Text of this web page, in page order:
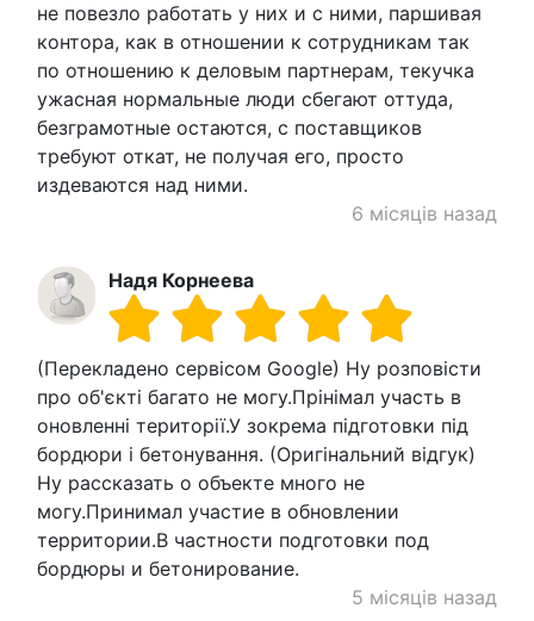
не повезло работать у них и с ними, паршивая
контора, как в отношении к сотрудникам так
по отношению к деловым партнерам, текучка
ужасная нормальные люди сбегают оттуда,
безграмотные остаются, с поставщиков
требуют откат, не получая его, просто
издеваются над ними.
6 місяців назад
Надя Корнеева
(Перекладено сервісом Google) Ну розповісти
про об'єкті багато не могу.Прінімал участь в
оновленні території.У зокрема підготовки під
бордюри і бетонування. (Оригінальний відгук)
Ну рассказать о объекте много не
могу.Принимал участие в обновлении
территории.В частности подготовки под
бордюры и бетонирование.
5 місяців назад